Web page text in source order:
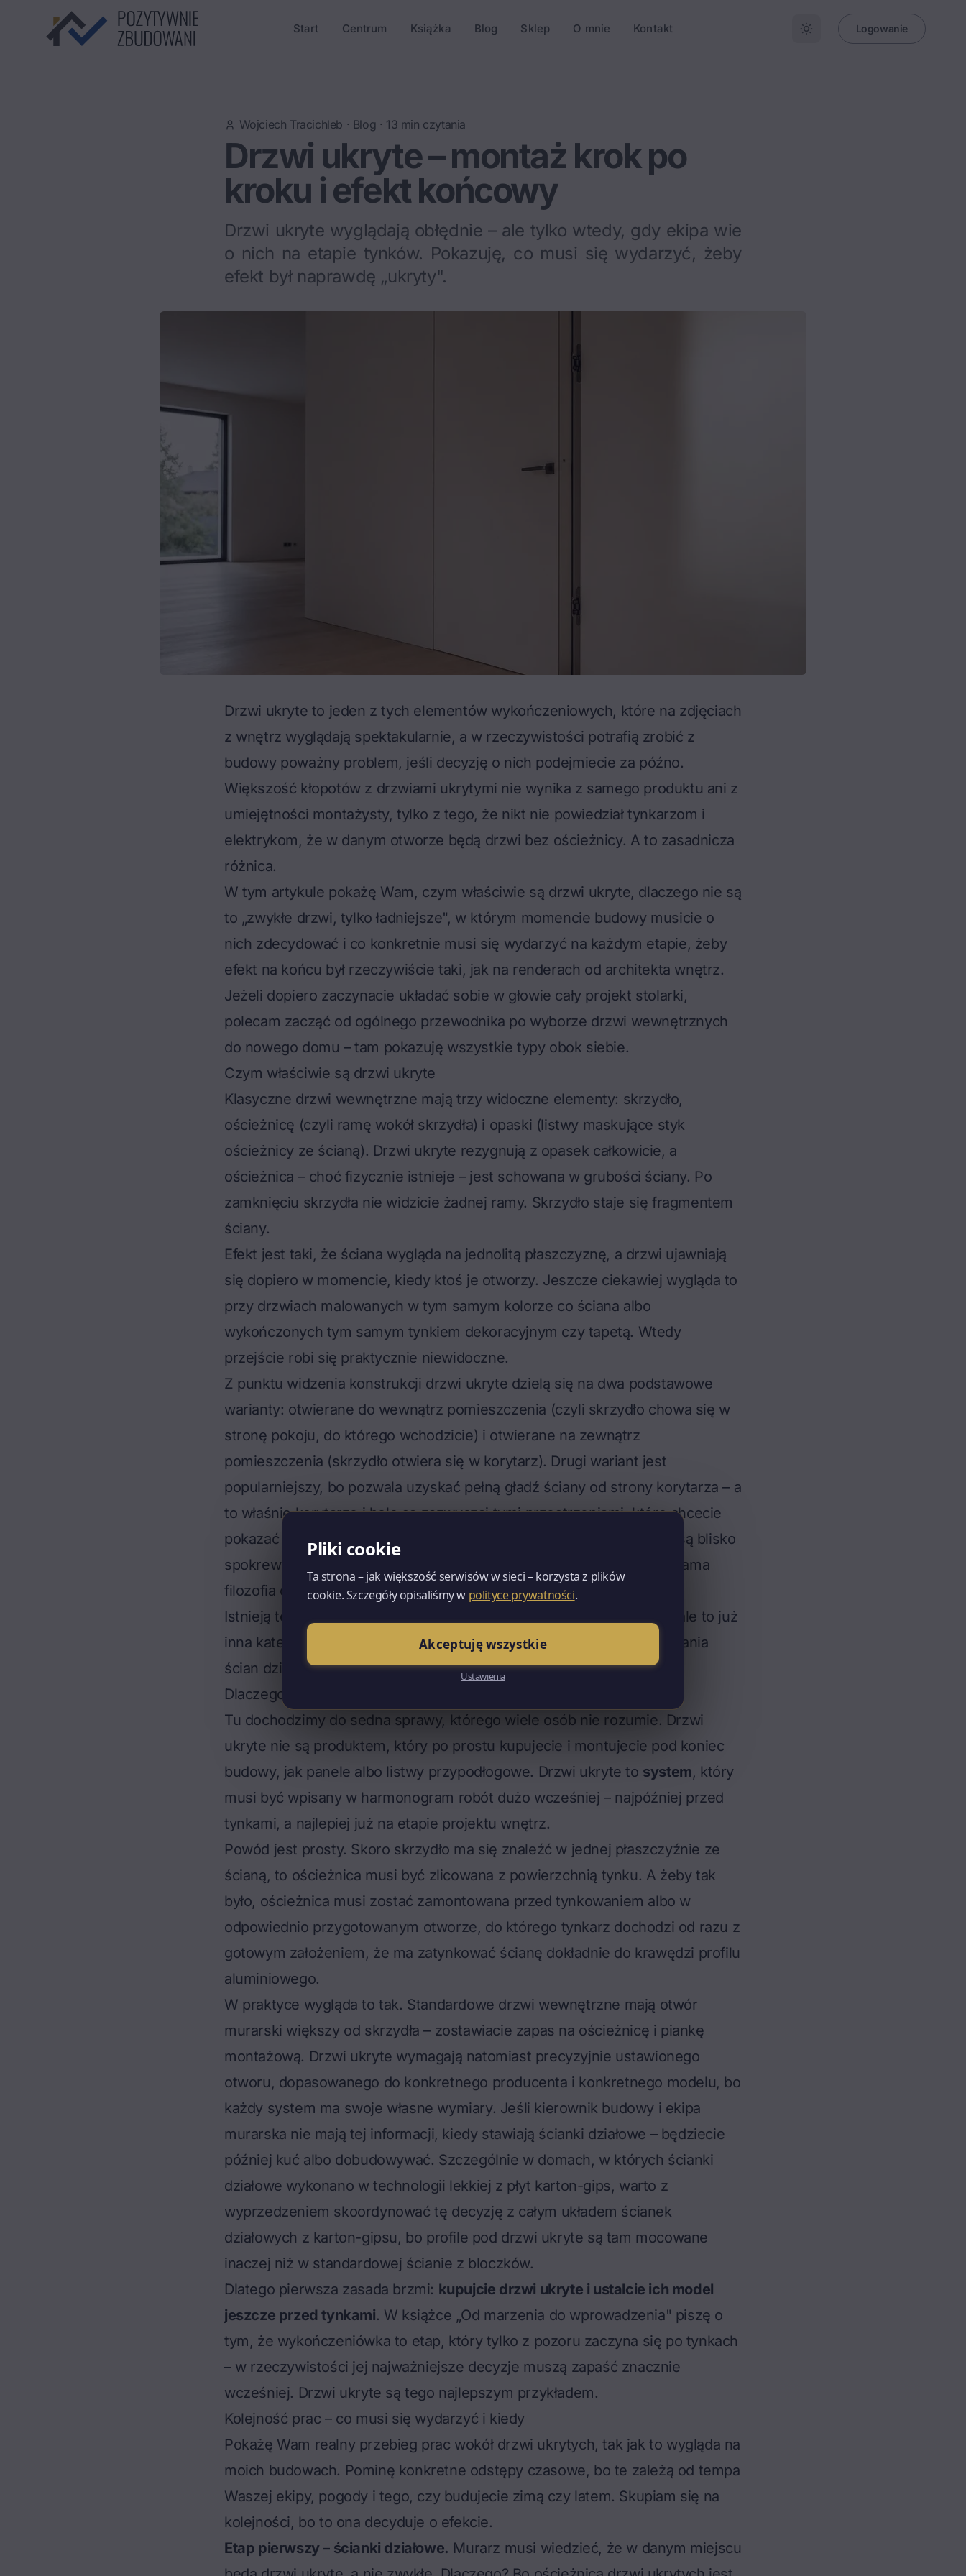
Start Centrum Książka Blog Sklep O mnie Kontakt Logowanie
Wojciech Tracichleb · Blog · 13 min czytania
Drzwi ukryte – montaż krok po
kroku i efekt końcowy
Drzwi ukryte wyglądają obłędnie – ale tylko wtedy, gdy ekipa wie
o nich na etapie tynków. Pokazuję, co musi się wydarzyć, żeby
efekt był naprawdę „ukryty".
Drzwi ukryte to jeden z tych elementów wykończeniowych, które na zdjęciach
z wnętrz wyglądają spektakularnie, a w rzeczywistości potrafią zrobić z
budowy poważny problem, jeśli decyzję o nich podejmiecie za późno.
Większość kłopotów z drzwiami ukrytymi nie wynika z samego produktu ani z
umiejętności montażysty, tylko z tego, że nikt nie powiedział tynkarzom i
elektrykom, że w danym otworze będą drzwi bez ościeżnicy. A to zasadnicza
różnica.
W tym artykule pokażę Wam, czym właściwie są drzwi ukryte, dlaczego nie są
to „zwykłe drzwi, tylko ładniejsze", w którym momencie budowy musicie o
nich zdecydować i co konkretnie musi się wydarzyć na każdym etapie, żeby
efekt na końcu był rzeczywiście taki, jak na renderach od architekta wnętrz.
Jeżeli dopiero zaczynacie układać sobie w głowie cały projekt stolarki,
polecam zacząć od ogólnego przewodnika po wyborze drzwi wewnętrznych
do nowego domu – tam pokazuję wszystkie typy obok siebie.
Czym właściwie są drzwi ukryte
Klasyczne drzwi wewnętrzne mają trzy widoczne elementy: skrzydło,
ościeżnicę (czyli ramę wokół skrzydła) i opaski (listwy maskujące styk
ościeżnicy ze ścianą). Drzwi ukryte rezygnują z opasek całkowicie, a
ościeżnica – choć fizycznie istnieje – jest schowana w grubości ściany. Po
zamknięciu skrzydła nie widzicie żadnej ramy. Skrzydło staje się fragmentem
ściany.
Efekt jest taki, że ściana wygląda na jednolitą płaszczyznę, a drzwi ujawniają
się dopiero w momencie, kiedy ktoś je otworzy. Jeszcze ciekawiej wygląda to
przy drzwiach malowanych w tym samym kolorze co ściana albo
wykończonych tym samym tynkiem dekoracyjnym czy tapetą. Wtedy
przejście robi się praktycznie niewidoczne.
Z punktu widzenia konstrukcji drzwi ukryte dzielą się na dwa podstawowe
warianty: otwierane do wewnątrz pomieszczenia (czyli skrzydło chowa się w
stronę pokoju, do którego wchodzicie) i otwierane na zewnątrz
pomieszczenia (skrzydło otwiera się w korytarz). Drugi wariant jest
popularniejszy, bo pozwala uzyskać pełną gładź ściany od strony korytarza – a
to właśnie korytarze i hole są zazwyczaj tymi przestrzeniami, które chcecie
pokazać jako jednolitą bryłę. Z punktu widzenia stolarki ukryte drzwi są blisko
spokrewnione z
– ta sama
filozofia czystej, równej ściany, tylko doprowadzona do końca.
Istnieją też
– ale to już
inna kategoria, która wymaga przygotowania kasety na etapie murowania
ścian działowych. O nich będę pisał osobno.
Dlaczego decyzja o drzwiach ukrytych musi paść wcześnie
Tu dochodzimy do sedna sprawy, którego wiele osób nie rozumie. Drzwi
ukryte nie są produktem, który po prostu kupujecie i montujecie pod koniec
budowy, jak panele albo listwy przypodłogowe. Drzwi ukryte to system, który
musi być wpisany w harmonogram robót dużo wcześniej – najpóźniej przed
tynkami, a najlepiej już na etapie projektu wnętrz.
Powód jest prosty. Skoro skrzydło ma się znaleźć w jednej płaszczyźnie ze
ścianą, to ościeżnica musi być zlicowana z powierzchnią tynku. A żeby tak
było, ościeżnica musi zostać zamontowana przed tynkowaniem albo w
odpowiednio przygotowanym otworze, do którego tynkarz dochodzi od razu z
gotowym założeniem, że ma zatynkować ścianę dokładnie do krawędzi profilu
aluminiowego.
W praktyce wygląda to tak. Standardowe drzwi wewnętrzne mają otwór
murarski większy od skrzydła – zostawiacie zapas na ościeżnicę i piankę
montażową. Drzwi ukryte wymagają natomiast precyzyjnie ustawionego
otworu, dopasowanego do konkretnego producenta i konkretnego modelu, bo
każdy system ma swoje własne wymiary. Jeśli kierownik budowy i ekipa
murarska nie mają tej informacji, kiedy stawiają ścianki działowe – będziecie
później kuć albo dobudowywać. Szczególnie w domach, w których ścianki
działowe wykonano w technologii lekkiej z płyt karton-gips, warto z
wyprzedzeniem skoordynować tę decyzję z całym układem ścianek
działowych z karton-gipsu, bo profile pod drzwi ukryte są tam mocowane
inaczej niż w standardowej ścianie z bloczków.
Dlatego pierwsza zasada brzmi: kupujcie drzwi ukryte i ustalcie ich model
jeszcze przed tynkami. W książce „Od marzenia do wprowadzenia" piszę o
tym, że wykończeniówka to etap, który tylko z pozoru zaczyna się po tynkach
– w rzeczywistości jej najważniejsze decyzje muszą zapaść znacznie
wcześniej. Drzwi ukryte są tego najlepszym przykładem.
Kolejność prac – co musi się wydarzyć i kiedy
Pokażę Wam realny przebieg prac wokół drzwi ukrytych, tak jak to wygląda na
moich budowach. Pominę konkretne odstępy czasowe, bo te zależą od tempa
Waszej ekipy, pogody i tego, czy budujecie zimą czy latem. Skupiam się na
kolejności, bo to ona decyduje o efekcie.
Etap pierwszy – ścianki działowe. Murarz musi wiedzieć, że w danym miejscu
Pliki cookie
Ta strona – jak większość serwisów w sieci – korzysta z plików
cookie. Szczegóły opisaliśmy w polityce prywatności.
Akceptuję wszystkie
Ustawienia